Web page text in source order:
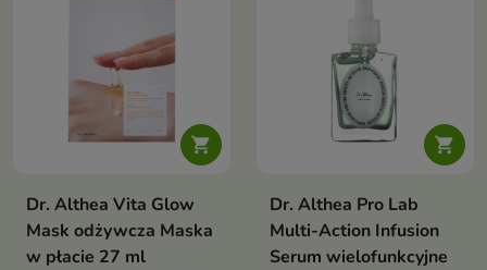

Dr. Althea Vita Glow
Mask odżywcza Maska
w płacie 27 ml

Dr. Althea Pro Lab
Multi-Action Infusion
Serum wielofunkcyjne